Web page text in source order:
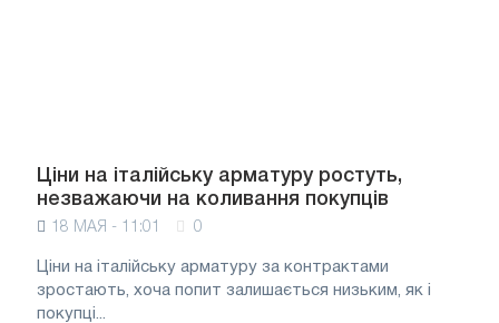
Ціни на італійську арматуру ростуть,
незважаючи на коливання покупців
18 МАЯ - 11:01 0
Ціни на італійську арматуру за контрактами
зростають, хоча попит залишається низьким, як і
покупці...